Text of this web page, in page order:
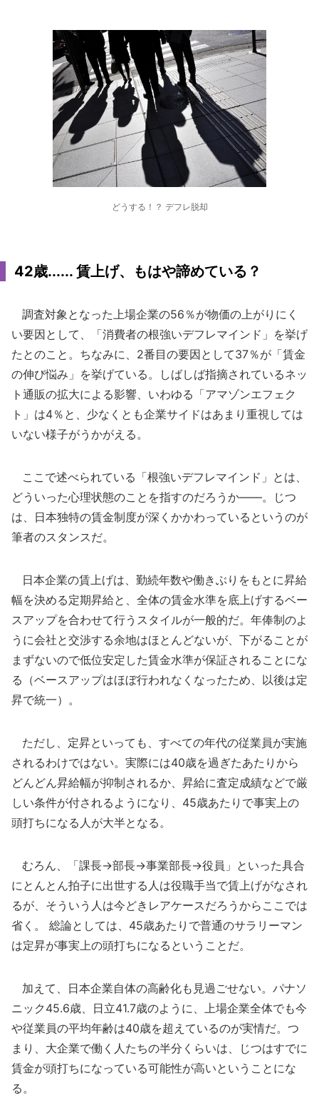
どうする！？ デフレ脱却
42歳...... 賃上げ、もはや諦めている？
調査対象となった上場企業の56％が物価の上がりにく
い要因として、「消費者の根強いデフレマインド」を挙げ
たとのこと。ちなみに、2番目の要因として37％が「賃金
の伸び悩み」を挙げている。しばしば指摘されているネッ
ト通販の拡大による影響、いわゆる「アマゾンエフェク
ト」は4％と、少なくとも企業サイドはあまり重視しては
いない様子がうかがえる。
ここで述べられている「根強いデフレマインド」とは、
どういった心理状態のことを指すのだろうか――。じつ
は、日本独特の賃金制度が深くかかわっているというのが
筆者のスタンスだ。
日本企業の賃上げは、勤続年数や働きぶりをもとに昇給
幅を決める定期昇給と、全体の賃金水準を底上げするベー
スアップを合わせて行うスタイルが一般的だ。年俸制のよ
うに会社と交渉する余地はほとんどないが、下がることが
まずないので低位安定した賃金水準が保証されることにな
る（ベースアップはほぼ行われなくなったため、以後は定
昇で統一）。
ただし、定昇といっても、すべての年代の従業員が実施
されるわけではない。実際には40歳を過ぎたあたりから
どんどん昇給幅が抑制されるか、昇給に査定成績などで厳
しい条件が付されるようになり、45歳あたりで事実上の
頭打ちになる人が大半となる。
むろん、「課長→部長→事業部長→役員」といった具合
にとんとん拍子に出世する人は役職手当で賃上げがなされ
るが、そういう人は今どきレアケースだろうからここでは
省く。 総論としては、45歳あたりで普通のサラリーマン
は定昇が事実上の頭打ちになるということだ。
加えて、日本企業自体の高齢化も見過ごせない。パナソ
ニック45.6歳、日立41.7歳のように、上場企業全体でも今
や従業員の平均年齢は40歳を超えているのが実情だ。つ
まり、大企業で働く人たちの半分くらいは、じつはすでに
賃金が頭打ちになっている可能性が高いということにな
る。